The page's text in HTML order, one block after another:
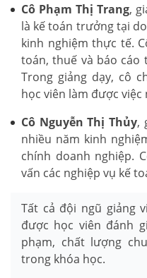
Cô Phạm Thị Trang,
là kế toán trưởng tại
kinh nghiệm thực tế.
toán, thuế và báo cáo
Trong giảng dạy, cô
học viên làm được việc
Cô Nguyễn Thị Thủy,
nhiều năm kinh
chính doanh nghiệp.
vấn các nghiệp vụ kế
Tất cả đội ngũ giảng
được học viên đánh
phạm, chất lượng
trong khóa học.